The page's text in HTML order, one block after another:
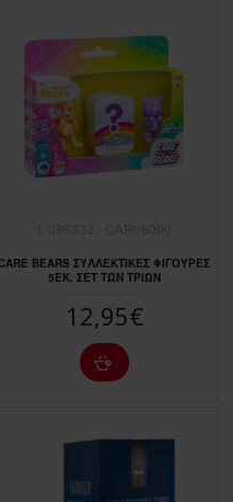
BEARS ΣΥΛΛΕΚΤΙΚΕΣ ΦΙΓΟΥΡΕΣ
5ΕΚ. ΣΕΤ ΤΩΝ ΤΡΙΩΝ
12,95€